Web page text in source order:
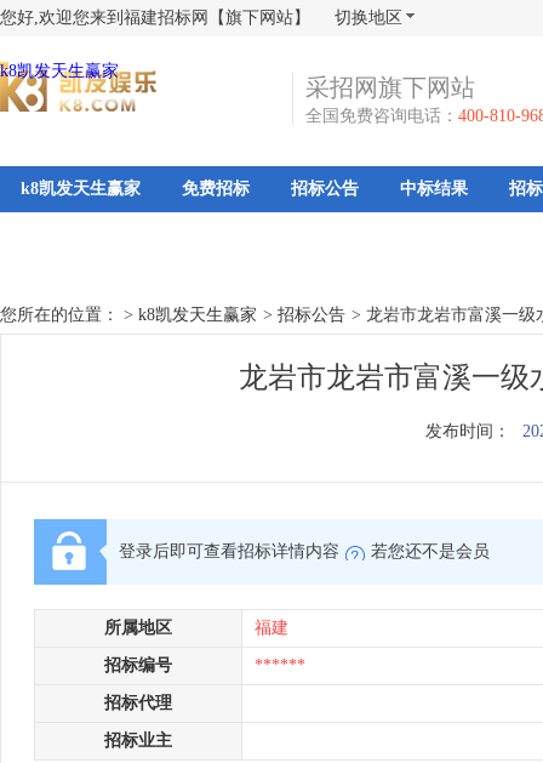
您好,欢迎您来到福建招标网【旗下网站】 切换地区
k8凯发天生赢家
采招网旗下网站
全国免费咨询电话： 400-810-
k8凯发天生赢家 免费招标 招标公告 中标结果 招
您所在的位置： > k8凯发天生赢家 > 招标公告 > 龙岩市龙岩市富溪一级
龙岩市龙岩市富溪一级
发布时间：
登录后即可查看招标详情内容 若您还不是会员
所属地区 福建
招标编号 ******
招标代理
招标业主